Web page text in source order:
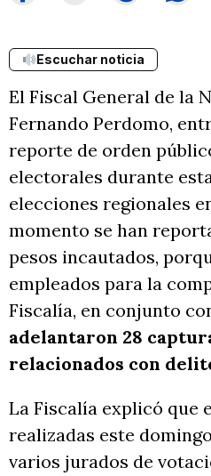
Escuchar noticia
El Fiscal General de la
Fernando Perdomo,
reporte de orden
electorales durante
elecciones regionales
momento se han
pesos incautados,
empleados para la
Fiscalía, en conjunto
adelantaron 28
relacionados con
La Fiscalía explicó que
realizadas este
varios jurados de